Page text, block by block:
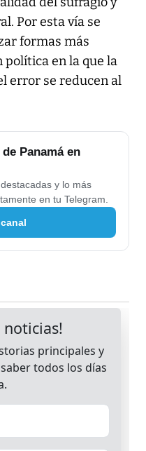
Por esta vía se
formas más
en la que la
error se reducen al
Panamá en
y lo más
en tu Telegram.